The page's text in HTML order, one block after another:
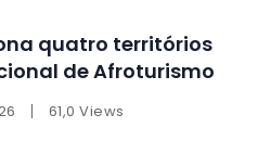
quatro territórios
de Afroturismo
61,0 Views